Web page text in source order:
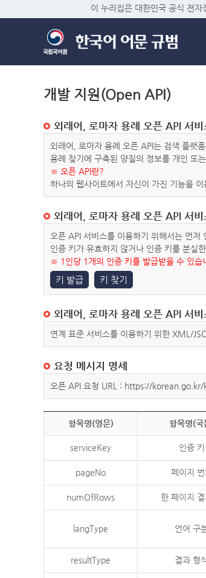
이 누리집은 대한민국 공식 전자
개발 지원(Open API)
외래어, 로마자 용례 오픈 API 서비
외래어, 로마자 용례 오픈 API는 검색 플랫
용례 찾기에 구축된 양질의 정보를 개인 또
※ 오픈 API란?
하나의 웹사이트에서 자신이 가진 기능을
외래어, 로마자 용례 오픈 API 서
오픈 API 서비스를 이용하기 위해서는 먼저
인증 키가 유효하지 않거나 인증 키를 분실
※ 1인당 1개의 인증 키를 발급받을 수 있습
키 발급 키 찾기
외래어, 로마자 용례 오픈 API 서비
연계 표준 서비스를 이용하기 위한 XML/
요청 메시지 명세
오픈 API 요청 URL : https://
항목명(영문) 항목명(국
serviceKey 인증 키
pageNo 페이지 번
numOfRows 한 페이지
langType 언어 구
resultType 결과 형